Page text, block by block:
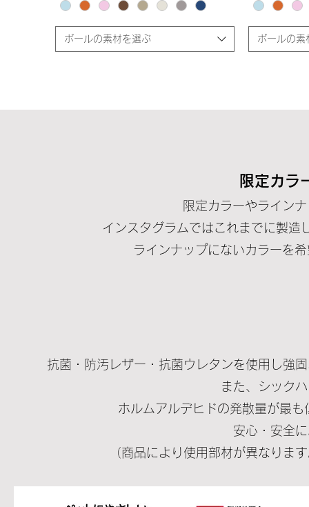
ポールの素材を選ぶ ポールの素
限定カラ
限定カラーやライン
インスタグラムではこれまでに製造
ラインナップにないカラーを
抗菌・防汚レザー・抗菌ウレタンを使用し強
また、シック
ホルムアルデヒドの発散量が最
安心・安全
（商品により使用部材が異なりま